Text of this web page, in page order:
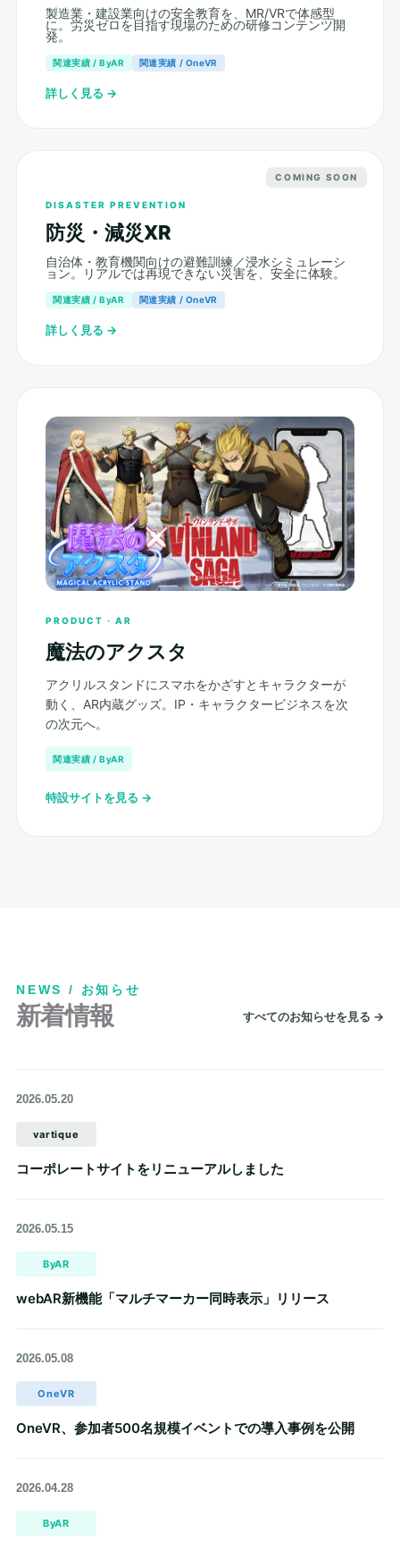
製造業・建設業向けの安全教育を、MR/VRで体感型
に。労災ゼロを目指す現場のための研修コンテンツ開
発。
関連実績 / ByAR 関連実績 / OneVR
詳しく見る →
COMING SOON
DISASTER PREVENTION
防災・減災XR
自治体・教育機関向けの避難訓練／浸水シミュレーシ
ョン。リアルでは再現できない災害を、安全に体験。
関連実績 / ByAR 関連実績 / OneVR
詳しく見る →
PRODUCT · AR
魔法のアクスタ
アクリルスタンドにスマホをかざすとキャラクターが
動く、AR内蔵グッズ。IP・キャラクタービジネスを次
の次元へ。
関連実績 / ByAR
特設サイトを見る →
NEWS / お知らせ
新着情報 すべてのお知らせを見る →
2026.05.20
vartique
コーポレートサイトをリニューアルしました
2026.05.15
ByAR
webAR新機能「マルチマーカー同時表示」リリース
2026.05.08
OneVR
OneVR、参加者500名規模イベントでの導入事例を公開
2026.04.28
ByAR